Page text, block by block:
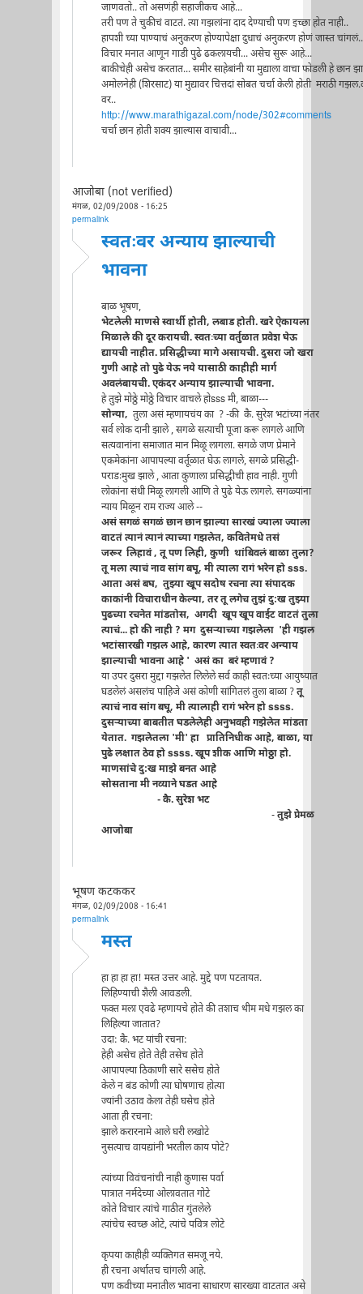
जाणवतो.. तो असणंही सहाजीकच आहे...
तरी पण ते चुकीचं वाटतं. त्या गझलांना दाद देण्याची पण इच्छा होत नाही..
हापशी च्या पाण्याचं अनुकरण होण्यापेक्षा दुधाचं अनुकरण होणं जास्त
विचार मनात आणून गाडी पुढे ढकलायची... असेच सुरू आहे...
बाकीचेही असेच करतात... समीर साहेबांनी या मुद्याला वाचा फोडली हे छान
अमोलनेही (शिरसाट) या मुद्यावर चित्तदां सोबत चर्चा केली होती मराठी
वर..
http://www.marathigazal.com/node/302#comments
चर्चा छान होती शक्य झाल्यास वाचावी...
आजोबा (not verified)
मंगळ, 02/09/2008 - 16:25
permalink
स्वतःवर अन्याय झाल्याची
भावना
बाळ भूषण,
भेटलेली माणसे स्वार्थी होती, लबाड होती. खरे ऐकायला
मिळाले की दूर करायची. स्वतःच्या वर्तुळात प्रवेश घेऊ
द्यायची नाहीत. प्रसिद्धीच्या मागे असायची. दुसरा जो खरा
गुणी आहे तो पुढे येऊ नये यासाठी काहीही मार्ग
अवलंबायची. एकंदर अन्याय झाल्याची भावना.
हे तुझे मोठ्ठे मोठ्ठे विचार वाचले होsss मी, बाळा---
सोन्या, तुला असं म्हणायचंय का ? -की कै. सुरेश भटांच्या नंतर
सर्व लोक दानी झाले , सगळे सत्याची पूजा करू लागले आणि
सत्यवानांना समाजात मान मिळू लागला. सगळे जण प्रेमाने
एकमेकांना आपापल्या वर्तूळात घेऊ लागले, सगळे प्रसिद्धी-
पराडःमुख झाले , आता कुणाला प्रसिद्धीची हाव नाही. गुणी
लोकांना संधी मिळू लागली आणि ते पुढे येऊ लागले. सगळ्यांना
न्याय मिळून राम राज्य आले --
असं सगळं सगळं छान छान झाल्या सारखं ज्याला ज्याला
वाटतं त्यानं त्यानं त्याच्या गझलेत, कवितेमधे तसं
जरूर लिहावं , तू पण लिही, कुणी थांबिवलं बाळा तुला?
तू मला त्याचं नाव सांग बघू, मी त्याला रागं भरेन हो sss.
आता असं बघ, तुझ्या खूप सदोष रचना त्या संपादक
काकांनी विचाराधीन केल्या, तर तू लगेच तुझं दु:ख तुझ्या
पुढच्या रचनेत मांडतोस, अगदी खूप खूप वाईट वाटतं तुला
त्याचं... हो की नाही ? मग दुसर्‍याच्या गझलेला 'ही गझल
भटांसारखी गझल आहे, कारण त्यात स्वतःवर अन्याय
झाल्याची भावना आहे ' असं का बरं म्हणावं ?
या उपर दुसरा मुद्दा गझलेत लिलेले सर्व काही स्वतःच्या आयुष्यात
घडलेलं असलंच पाहिजे असं कोणी सांगितलं तुला बाळा ?तू
त्याचं नाव सांग बघू, मी त्यालाही रागं भरेन हो ssss.
दुसर्‍याच्या बाबतीत घडलेलेही अनुभवही गझेलेत मांडता
येतात. गझलेतला 'मी' हा प्रातिनिधीक आहे, बाळा, या
पुढे लक्षात ठेव हो ssss. खूप शीक आणि मोठ्ठा हो.
माणसांचे दु:ख माझे बनत आहे
सोसताना मी नव्याने घडत आहे
- कै. सुरेश भट
-तुझे प्रेमळ
आजोबा
भूषण कटककर
मंगळ, 02/09/2008 - 16:41
permalink
मस्त
हा हा हा हा! मस्त उत्तर आहे. मुद्दे पण पटतायत.
लिहिण्याची शैली आवडली.
फक्त मला एवढे म्हणायचे होते की तशाच थीम मधे गझल का
लिहिल्या जातात?
उदा: कै. भट यांची रचना:
हेही असेच होते तेही तसेच होते
आपापल्या ठिकाणी सारे ससेच होते
केले न बंड कोणी त्या घोषणाच होत्या
ज्यांनी उठाव केला तेही घसेच होते
आता ही रचना:
झाले करारनामे आले घरी लखोटे
नुसत्याच वायद्यांनी भरतील काय पोटे?
त्यांच्या विवंचनांची नाही कुणास पर्वा
पात्रात नर्मदेच्या ओलावतात गोटे
कोते विचार त्यांचे गाठीत गुंतलेले
त्यांचेच स्वच्छ ओटे, त्यांचे पवित्र लोटे
कृपया काहीही व्यक्तिगत समजू नये.
ही रचना अर्थातच चांगली आहे.
पण कवीच्या मनातील भावना साधारण सारख्या वाटतात असे